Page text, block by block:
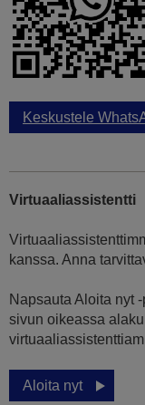
Keskustele
Virtuaaliassistentti
kanssa. Anna
Napsauta Aloita nyt
sivun oikeassa
Aloita nyt